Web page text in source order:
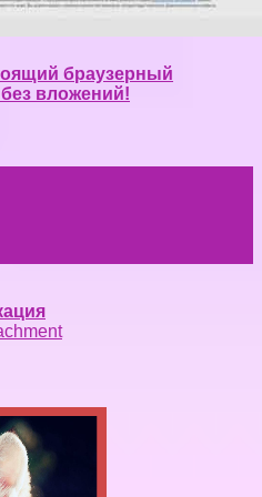
браузерный
вложений!